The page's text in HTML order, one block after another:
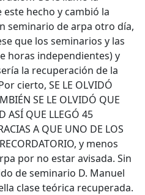
hecho y cambió la
seminario de arpa otro día,
que los seminarios y las
horas independientes) y
la recuperación de la
cierto, SE LE OLVIDÓ
SE LE OLVIDÓ QUE
ASÍ QUE LLEGÓ 45
A QUE UNO DE LOS
y menos
por no estar avisada. Sin
de seminario D. Manuel
clase teórica recuperada.